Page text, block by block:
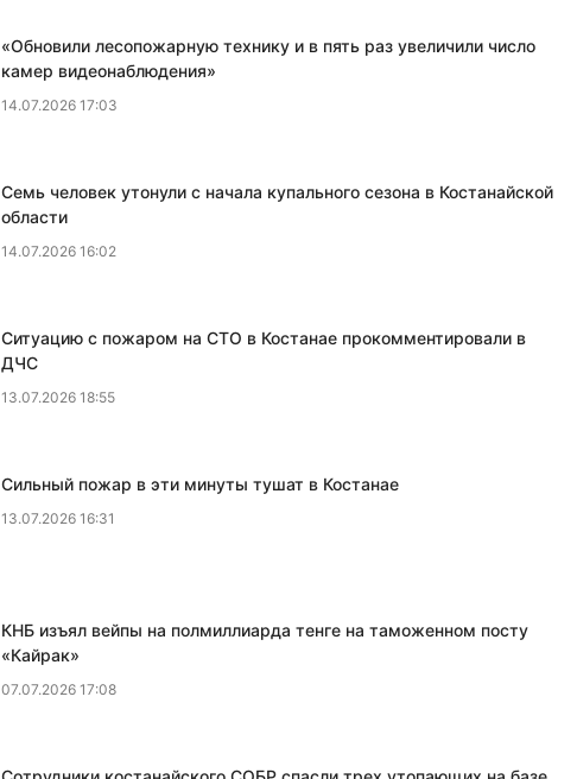
«Обновили лесопожарную технику и в пять раз увеличили число
камер видеонаблюдения»
14.07.2026 17:03
Семь человек утонули с начала купального сезона в Костанайской
области
14.07.2026 16:02
Ситуацию с пожаром на СТО в Костанае прокомментировали в
ДЧС
13.07.2026 18:55
Сильный пожар в эти минуты тушат в Костанае
13.07.2026 16:31
КНБ изъял вейпы на полмиллиарда тенге на таможенном посту
«Кайрак»
07.07.2026 17:08